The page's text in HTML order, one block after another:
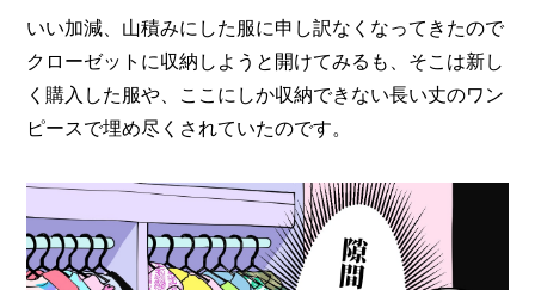
いい加減、山積みにした服に申し訳なくなってきたので
クローゼットに収納しようと開けてみるも、そこは新し
く購入した服や、ここにしか収納できない長い丈のワン
ピースで埋め尽くされていたのです。